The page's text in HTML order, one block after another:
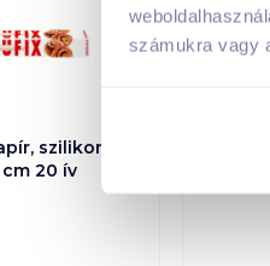
számukra vagy
szilikonos
20 ív